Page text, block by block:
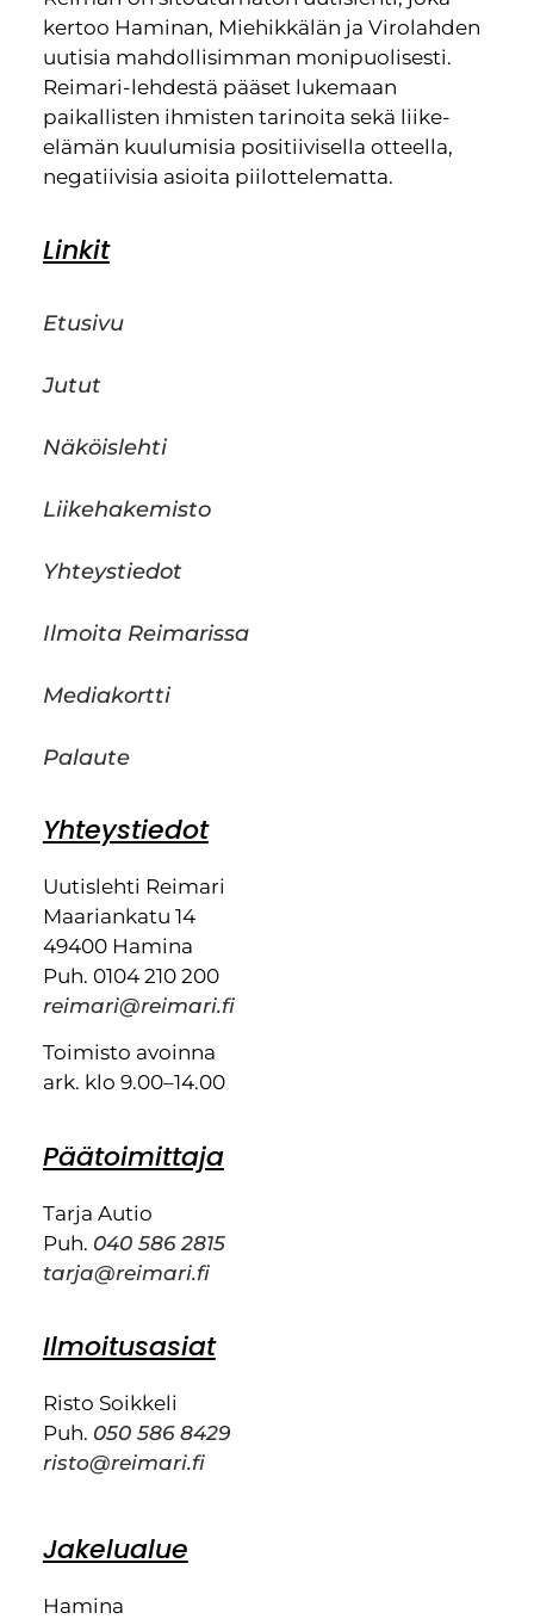
kertoo Haminan, Miehikkälän ja Virolahden
uutisia mahdollisimman monipuolisesti.
Reimari-lehdestä pääset lukemaan
paikallisten ihmisten tarinoita sekä liike-
elämän kuulumisia positiivisella otteella,
negatiivisia asioita piilottelematta.
Linkit
Etusivu
Jutut
Näköislehti
Liikehakemisto
Yhteystiedot
Ilmoita Reimarissa
Mediakortti
Palaute
Yhteystiedot
Uutislehti Reimari
Maariankatu 14
49400 Hamina
Puh. 0104 210 200
reimari@reimari.fi
Toimisto avoinna
ark. klo 9.00–14.00
Päätoimittaja
Tarja Autio
Puh. 040 586 2815
tarja@reimari.fi
Ilmoitusasiat
Risto Soikkeli
Puh. 050 586 8429
risto@reimari.fi
Jakelualue
Hamina